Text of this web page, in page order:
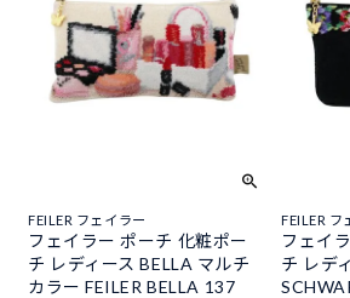
FEILER フェイラー
フェイラー ポーチ 化粧ポー
チ レディース BELLA マルチ
カラー FEILER BELLA 137
FEILER フ
フェイ
チ レデ